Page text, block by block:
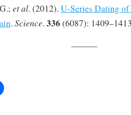
et al. (2012). U-Series Dating
. Science. 336(6087):
———